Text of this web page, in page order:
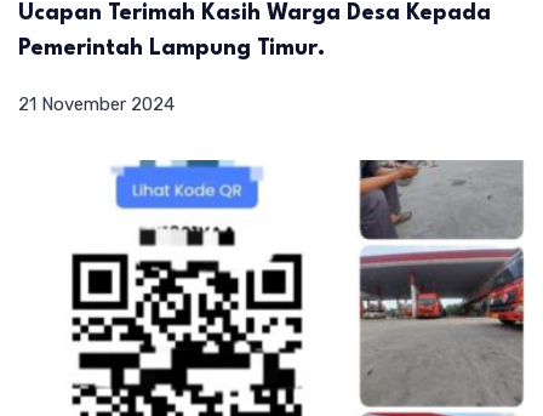
Ucapan Terimah Kasih Warga Desa Kepada
Pemerintah Lampung Timur.
21 November 2024